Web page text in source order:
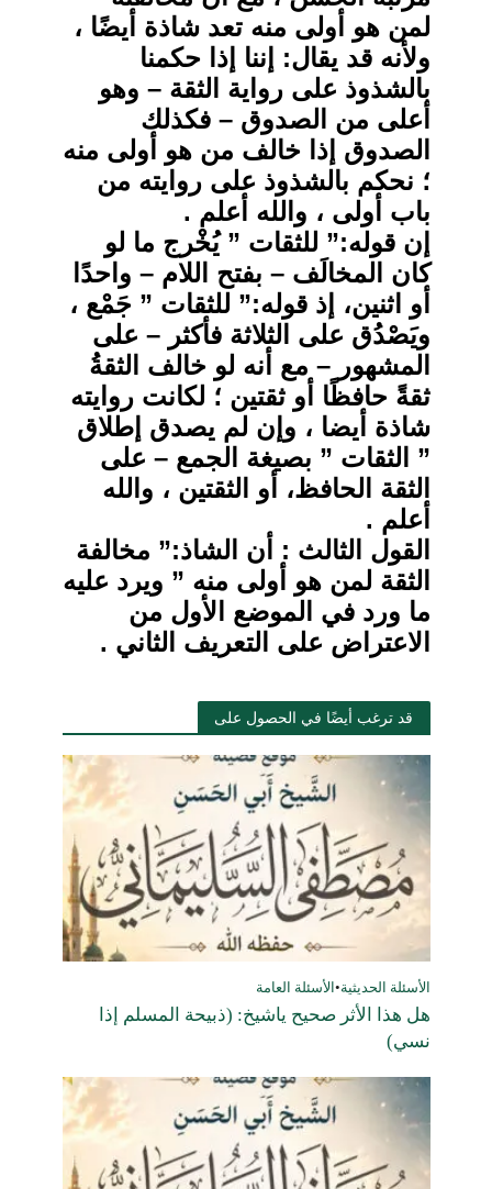
لمن هو أولى منه تعد شاذة أيضًا ،
ولأنه قد يقال: إننا إذا حكمنا
بالشذوذ على رواية الثقة – وهو
أعلى من الصدوق – فكذلك
الصدوق إذا خالف من هو أولى منه
؛ نحكم بالشذوذ على روايته من
باب أولى ، والله أعلم .
إن قوله:” للثقات ” يُخْرج ما لو
كان المخالَف – بفتح اللام – واحدًا
أو اثنين، إذ قوله:” للثقات ” جَمْع ،
ويَصْدُق على الثلاثة فأكثر – على
المشهور – مع أنه لو خالف الثقةُ
ثقةً حافظًا أو ثقتين ؛ لكانت روايته
شاذة أيضا ، وإن لم يصدق إطلاق
” الثقات ” بصيغة الجمع – على
الثقة الحافظ، أو الثقتين ، والله
أعلم .
القول الثالث : أن الشاذ:” مخالفة
الثقة لمن هو أولى منه ” ويرد عليه
ما ورد في الموضع الأول من
الاعتراض على التعريف الثاني .
قد ترغب أيضًا في الحصول على
الأسئلة الحديثية• الأسئلة العامة
هل هذا الأثر صحيح ياشيخ: (ذبيحة المسلم إذا
نسي)